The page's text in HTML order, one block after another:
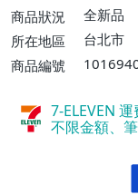
運費$60
費】、
商品狀況
全新品
所在地區
台北市
商品編號
7-ELEVEN
不限金額、